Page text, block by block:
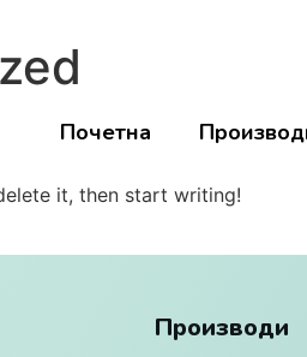
Почетна
it, then start writing!
Производи